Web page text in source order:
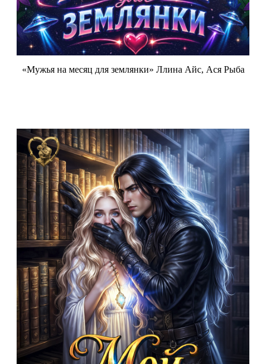
«Мужья на месяц для землянки» Ллина Айс, Ася Рыба